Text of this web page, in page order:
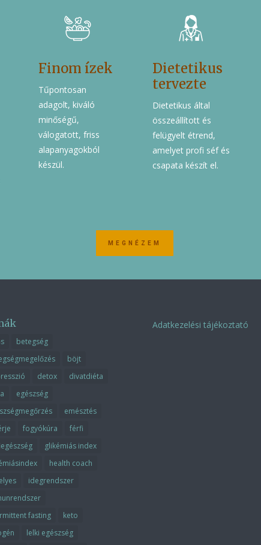
Finom ízek
Tűpontosan
adagolt, kiváló
minőségű,
válogatott, friss
alapanyagokból
készül.
Dietetikus
tervezte
Dietetikus által
összeállított és
felügyelt étrend,
amelyet profi séf és
csapata készít el.
MEGNÉZEM
betegség
böjt
detox
divatdiéta
egészség
emésztés
fogyókúra
férfi
glikémiás index
health coach
idegrendszer
fasting
keto
lelki egészség
Adatkezelési tájékoztató